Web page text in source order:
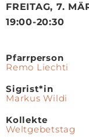
FREITAG, 7.
19:00-20:30
Pfarrperson
Remo Liechti
Sigrist*in
Markus Wildi
Kollekte
Weltgebetstag